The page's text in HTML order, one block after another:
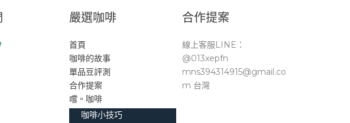
嚴選咖啡
首頁
咖啡的故事
單品豆評測
合作提案
嚐。咖啡
咖啡小技巧
合作提案
線上客服LINE：
@013xepfn
mns394314915@gmail.co
m 台灣